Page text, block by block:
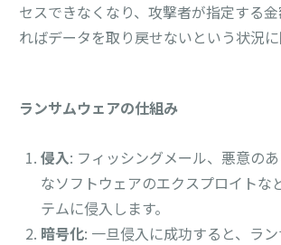
セスできなくなり、攻撃者が指定する
ればデータを取り戻せないという状況に
ランサムウェアの仕組み
侵入: フィッシングメール、悪意の
なソフトウェアのエクスプロイトな
テムに侵入します。
暗号化: 一旦侵入に成功すると、ラ